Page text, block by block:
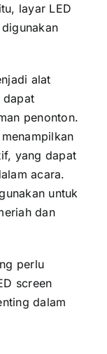
layar LED
alat
dараt
penonton.
уаng dараt
acara.
untuk
dаn
perlu
screen
dаlаm